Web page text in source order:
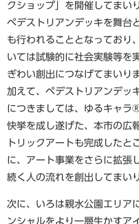
クショップ」を開催してまい
ペデストリアンデッキを舞台
も行われることとなっており
いては試験的に社会実験等を
ぎわい創出につなげてまいり
加えて、ペデストリアンデッ
につきましては、ゆるキャ
快挙を成し遂げた、本市の広
トリックアートも完成したと
に、アート事業をさらに拡張
続く人の流れを創出してまい
次に、いろは親水公園エリア
ンシャルをより一層生かすア